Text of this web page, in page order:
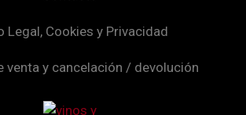
Legal, Cookies y Privacidad
venta y cancelación / devolución